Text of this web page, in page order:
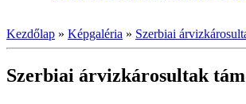
Kezdőlap » Képgaléria » Szerbiai
Szerbiai árvizkárosultak